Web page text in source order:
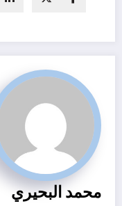
محمد البحيري